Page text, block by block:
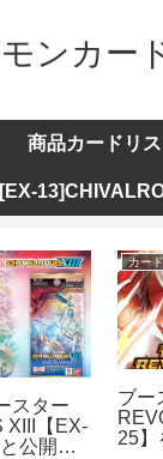
ンカー
商品カードリス
スター
XIII【EX-
公開カ
カー
ブー
25】